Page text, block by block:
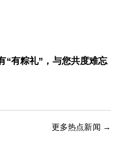
“有粽礼”，与您共度难忘
更多热点新闻 →